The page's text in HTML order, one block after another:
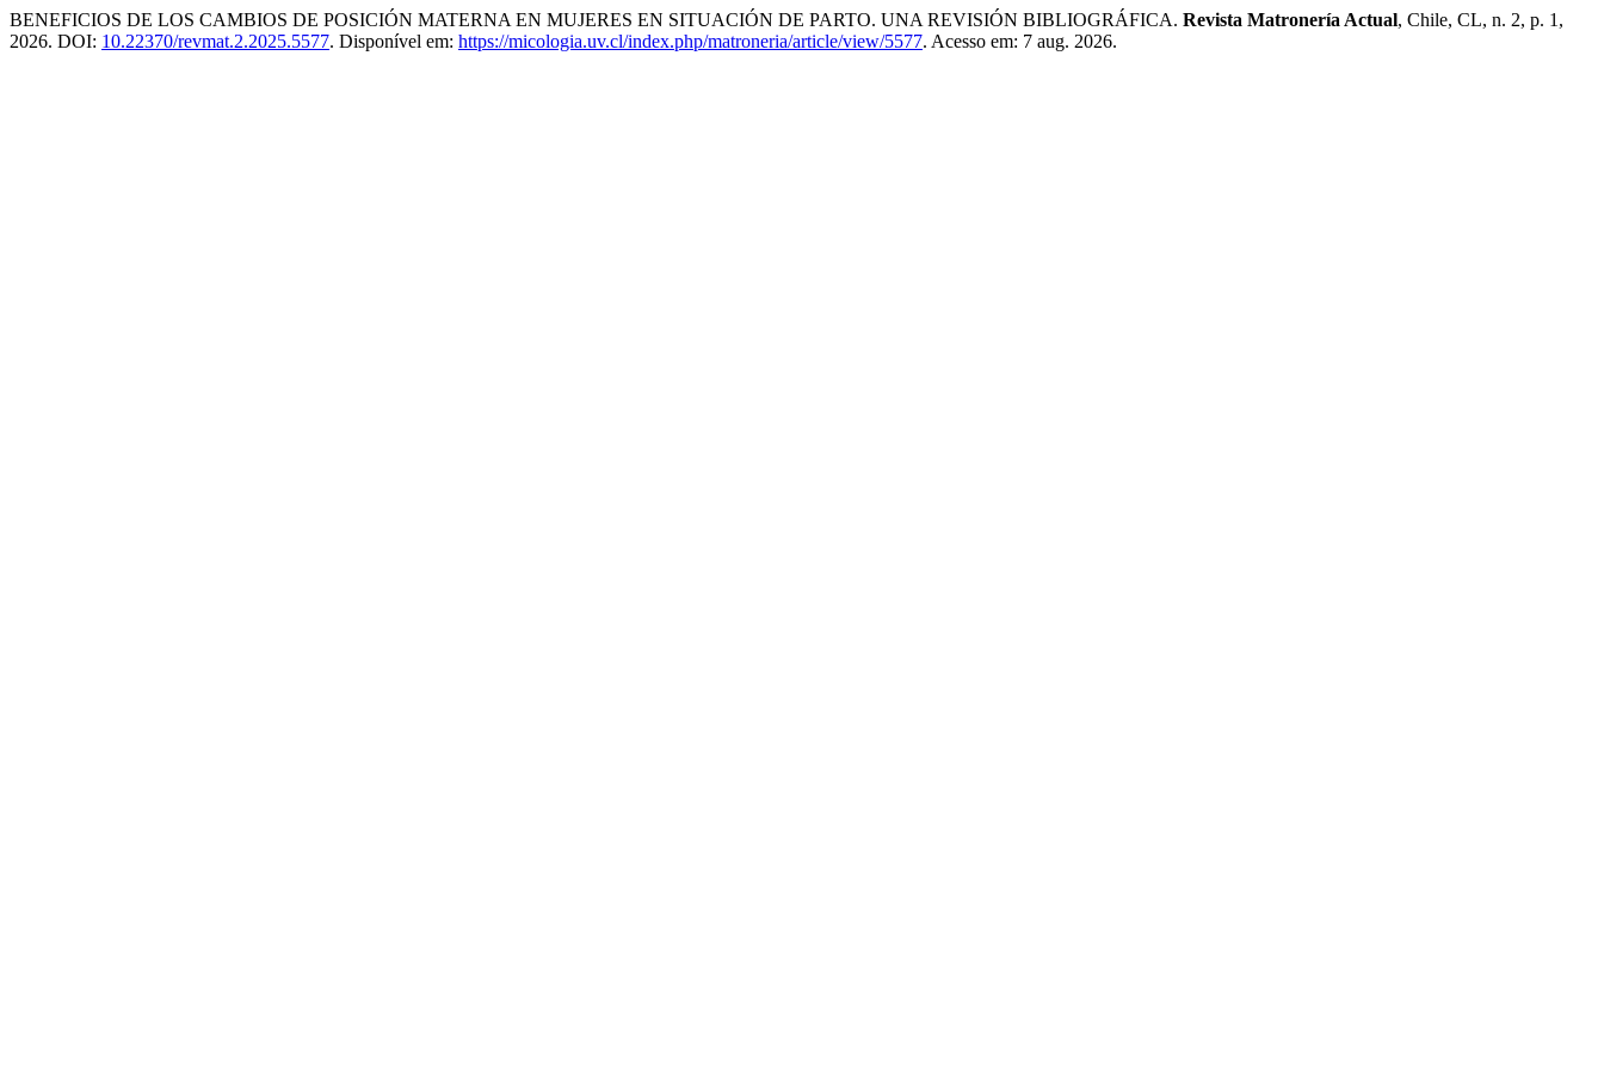
BENEFICIOS DE LOS CAMBIOS DE POSICIÓN MATERNA EN MUJERES EN SITUACIÓN DE PARTO. UNA REVISIÓN BIBLIOGRÁFICA. Revista Matronería Actual, Chile, CL, n. 2, p. 1,
2026. DOI: 10.22370/revmat.2.2025.5577. Disponível em: https://micologia.uv.cl/index.php/matroneria/article/view/5577. Acesso em: 7 aug. 2026.